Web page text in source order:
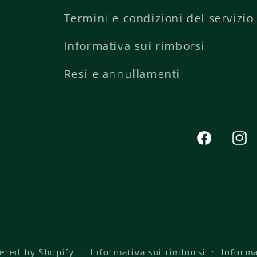
Termini e condizioni del servizio
Informativa sui rimborsi
Resi e annullamenti
Facebook
by Shopify Informativa sui rimborsi